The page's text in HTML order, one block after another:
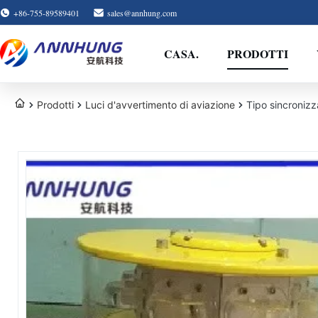
+86-755-89589401 sales@annhung.com
CASA. PRODOTTI
Prodotti Luci d'avvertimento di aviazione Tipo